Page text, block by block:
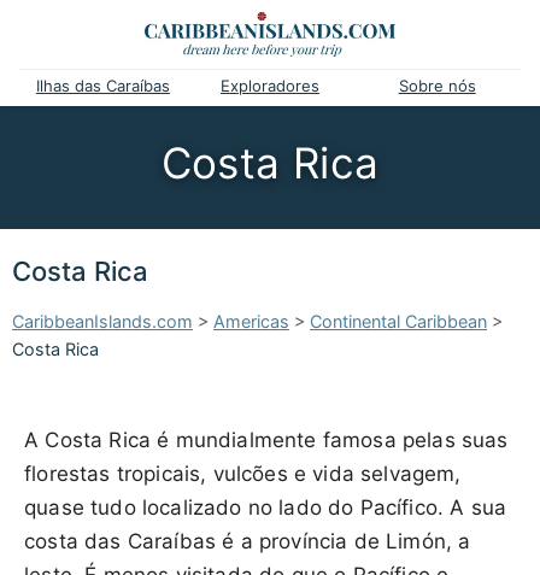
Ilhas das Caraíbas Exploradores Sobre nós
Costa Rica
Costa Rica
CaribbeanIslands.com > Americas > Continental Caribbean >
Costa Rica
A Costa Rica é mundialmente famosa pelas suas
florestas tropicais, vulcões e vida selvagem,
quase tudo localizado no lado do Pacífico. A sua
costa das Caraíbas é a província de Limón, a